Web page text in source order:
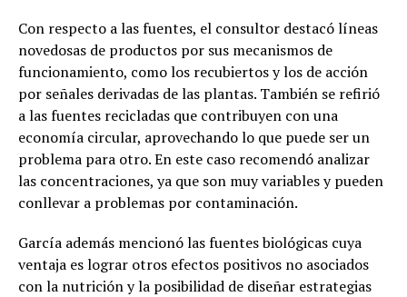
Con respecto a las fuentes, el consultor destacó líneas
novedosas de productos por sus mecanismos de
funcionamiento, como los recubiertos y los de acción
por señales derivadas de las plantas. También se refirió
a las fuentes recicladas que contribuyen con una
economía circular, aprovechando lo que puede ser un
problema para otro. En este caso recomendó analizar
las concentraciones, ya que son muy variables y pueden
conllevar a problemas por contaminación.
García además mencionó las fuentes biológicas cuya
ventaja es lograr otros efectos positivos no asociados
con la nutrición y la posibilidad de diseñar estrategias